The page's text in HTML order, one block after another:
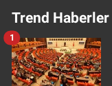
Trend Haberler
1